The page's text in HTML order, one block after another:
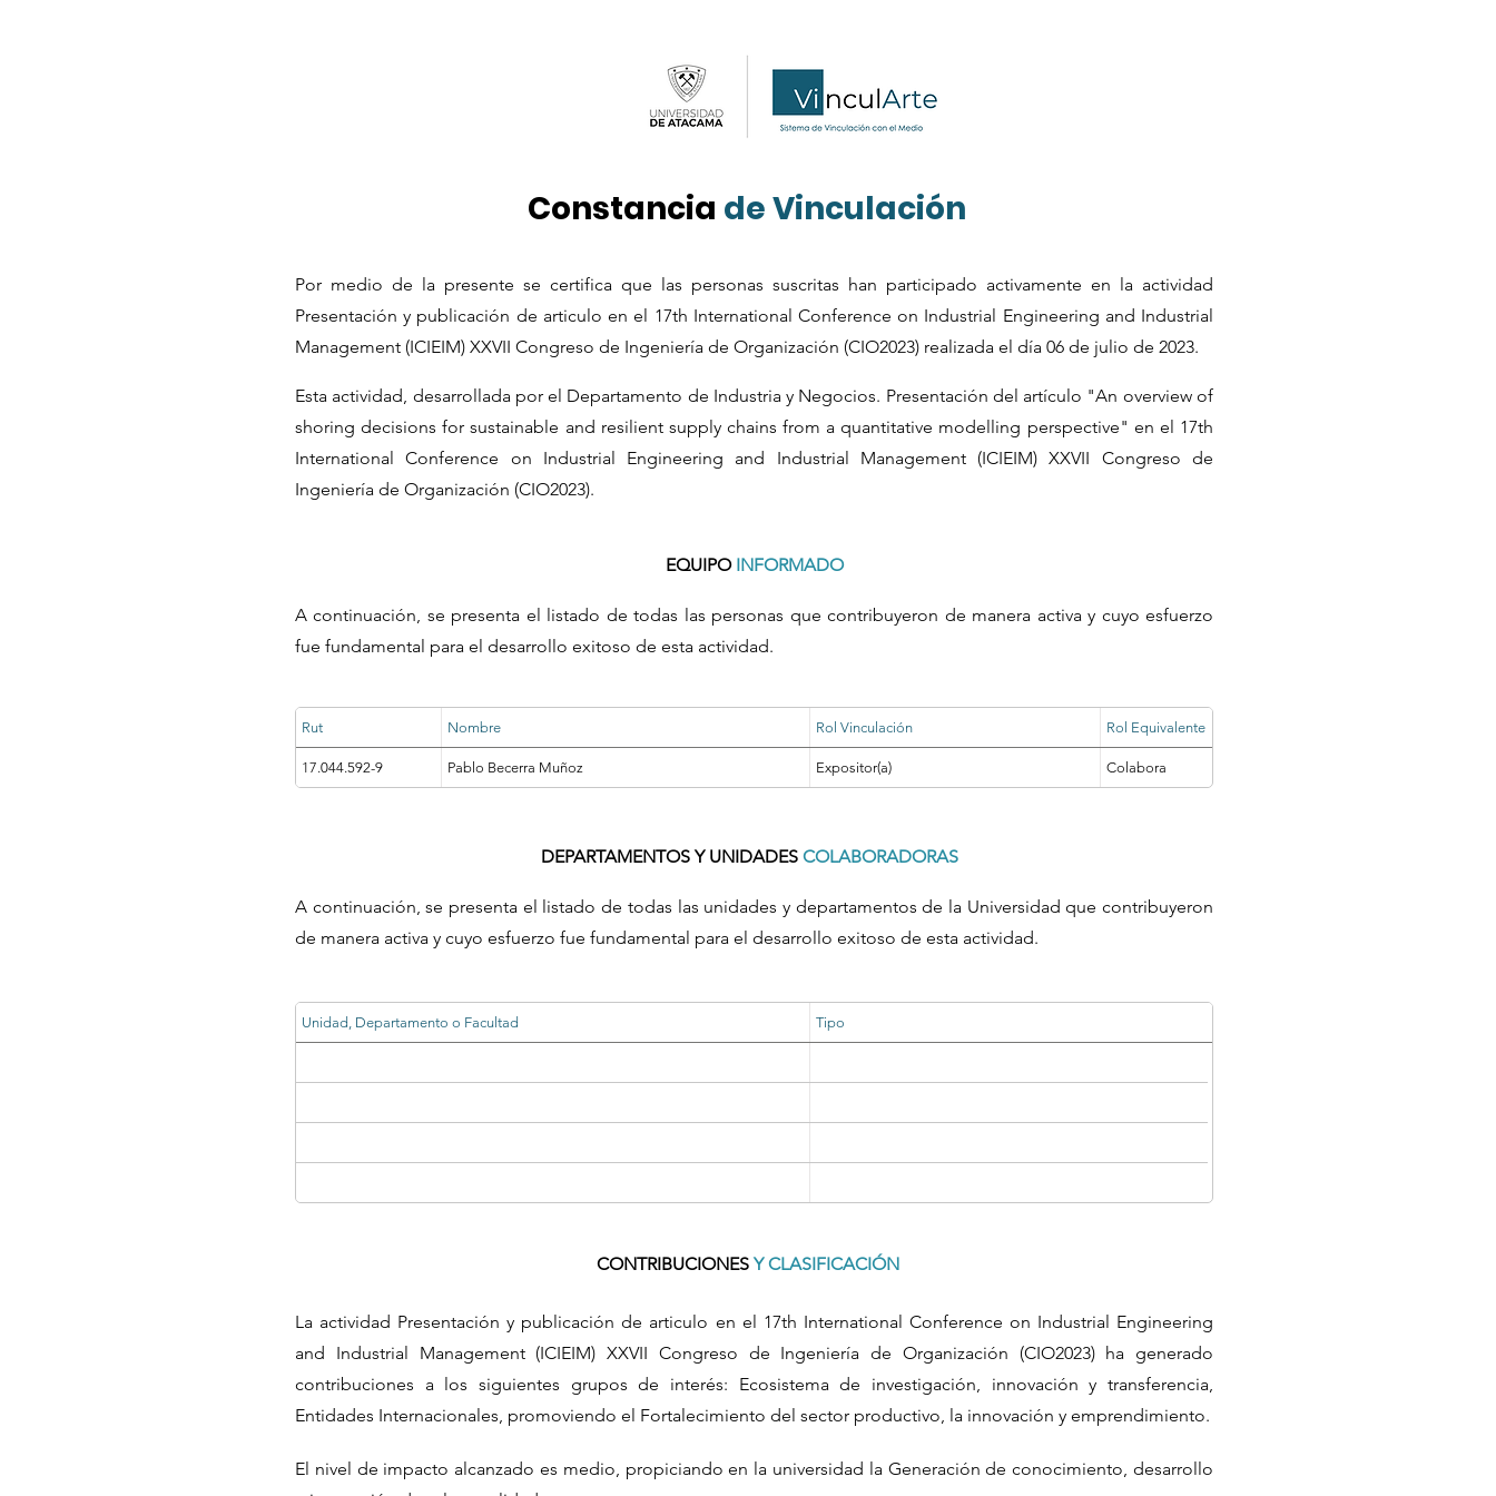
Constancia de Vinculación
Por medio de la presente se certifica que las personas suscritas han participado activamente en la actividad
Presentación y publicación de articulo en el 17th International Conference on Industrial Engineering and Industrial
Management (ICIEIM) XXVII Congreso de Ingeniería de Organización (CIO2023) realizada el día 06 de julio de 2023.
Esta actividad, desarrollada por el Departamento de Industria y Negocios. Presentación del artículo "An overview of
shoring decisions for sustainable and resilient supply chains from a quantitative modelling perspective" en el 17th
International Conference on Industrial Engineering and Industrial Management (ICIEIM) XXVII Congreso de
Ingeniería de Organización (CIO2023).
EQUIPO INFORMADO
A continuación, se presenta el listado de todas las personas que contribuyeron de manera activa y cuyo esfuerzo
fue fundamental para el desarrollo exitoso de esta actividad.
Rut Nombre Rol Vinculación Rol Equivalente
17.044.592-9 Pablo Becerra Muñoz Expositor(a) Colabora
DEPARTAMENTOS Y UNIDADES COLABORADORAS
A continuación, se presenta el listado de todas las unidades y departamentos de la Universidad que contribuyeron
de manera activa y cuyo esfuerzo fue fundamental para el desarrollo exitoso de esta actividad.
Unidad, Departamento o Facultad Tipo
CONTRIBUCIONES Y CLASIFICACIÓN
La actividad Presentación y publicación de articulo en el 17th International Conference on Industrial Engineering
and Industrial Management (ICIEIM) XXVII Congreso de Ingeniería de Organización (CIO2023) ha generado
contribuciones a los siguientes grupos de interés: Ecosistema de investigación, innovación y transferencia,
Entidades Internacionales, promoviendo el Fortalecimiento del sector productivo, la innovación y emprendimiento.
El nivel de impacto alcanzado es medio, propiciando en la universidad la Generación de conocimiento, desarrollo